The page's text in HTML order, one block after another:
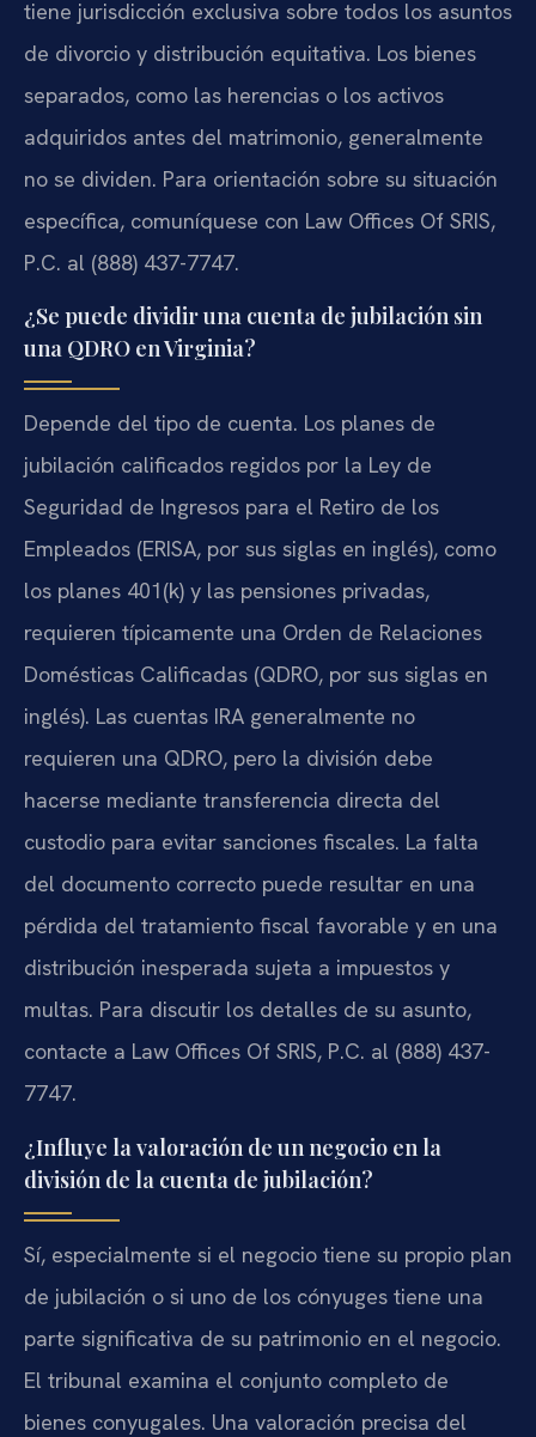
tiene jurisdicción exclusiva sobre todos los asuntos
de divorcio y distribución equitativa. Los bienes
separados, como las herencias o los activos
adquiridos antes del matrimonio, generalmente
no se dividen. Para orientación sobre su situación
específica, comuníquese con Law Offices Of SRIS,
P.C. al (888) 437-7747.
¿Se puede dividir una cuenta de jubilación sin
una QDRO en Virginia?
Depende del tipo de cuenta. Los planes de
jubilación calificados regidos por la Ley de
Seguridad de Ingresos para el Retiro de los
Empleados (ERISA, por sus siglas en inglés), como
los planes 401(k) y las pensiones privadas,
requieren típicamente una Orden de Relaciones
Domésticas Calificadas (QDRO, por sus siglas en
inglés). Las cuentas IRA generalmente no
requieren una QDRO, pero la división debe
hacerse mediante transferencia directa del
custodio para evitar sanciones fiscales. La falta
del documento correcto puede resultar en una
pérdida del tratamiento fiscal favorable y en una
distribución inesperada sujeta a impuestos y
multas. Para discutir los detalles de su asunto,
contacte a Law Offices Of SRIS, P.C. al (888) 437-
7747.
¿Influye la valoración de un negocio en la
división de la cuenta de jubilación?
Sí, especialmente si el negocio tiene su propio plan
de jubilación o si uno de los cónyuges tiene una
parte significativa de su patrimonio en el negocio.
El tribunal examina el conjunto completo de
bienes conyugales. Una valoración precisa del